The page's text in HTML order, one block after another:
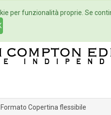
Eventi
Formato Copertina flessibile
per funzionalità proprie. Se